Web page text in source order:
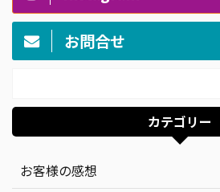
お問合せ
カテゴリー
お客様の感想